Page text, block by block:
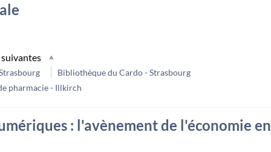
Bibliothèque du Cardo - Strasbourg
pharmacie - Illkirch
: l'avènement de l'économie en